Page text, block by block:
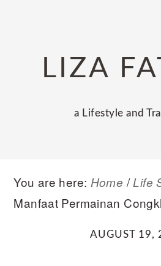
navigationLIZA
a Lifestyle and
You are here: Home / Life
Manfaat Permainan
AUGUST 19,